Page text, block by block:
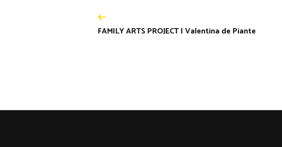
FAMILY ARTS PROJECT | Valentina de Piante